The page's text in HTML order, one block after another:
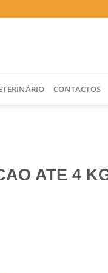
CONTACTOS
ATE 4
ATE 4 KG CX4